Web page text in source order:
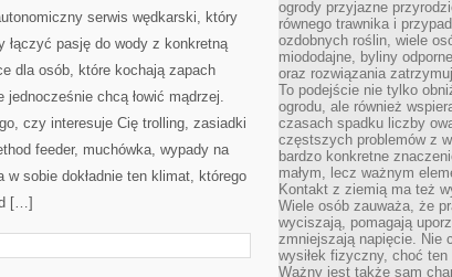
serwis wędkarski, który
łączyć pasję do wody z konkretną
dla osób, które kochają zapach
jednocześnie chcą łowić mądrzej.
czy interesuje Cię trolling, zasiadki
feeder, muchówka, wypady na
sobie dokładnie ten klimat, którego
[…]
ogrody przyjazne
równego trawnika i
ozdobnych roślin, wiele
miododajne, byliny
oraz rozwiązania
To podejście nie tylko
ogrodu, ale również
czasach spadku liczby
częstszych problemów z
bardzo konkretne
małym, lecz ważnym
Kontakt z ziemią ma też
Wiele osób zauważa, że
wyciszają, pomagają
zmniejszają napięcie. Nie
wysiłek fizyczny, choć
Ważny jest także sam